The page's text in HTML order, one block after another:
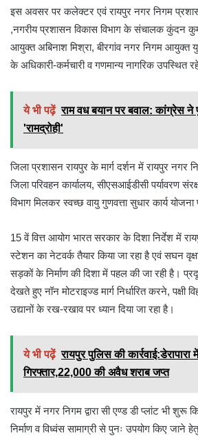
इस अवसर पर कलेक्टर एवं रायपुर नगर निगम
,नगरीय प्रशासन विकास विभाग के संचालक कुंदन
आयुक्त अबिनाश मिश्रा, बीरगांव नगर निगम आयुक्त
के अधिकारी-कर्मचारी व गणमान्य नागरिक उपस्थित
ये भी पढ़ें राम वध बयान पर बवाल: कांग्रेस ने
'रामद्रोही'
जिला प्रशासन रायपुर के मार्ग दर्शन में रायपुर नगर
जिला परिवहन कार्यालय, सीएसआईडीसी पर्यावरण
विभाग मिलकर स्वच्छ वायु गुणवत्ता सुधार कार्य
15 वें वित्त आयोग भारत सरकार के दिशा निर्देश में
स्टेशन का नेटवर्क तैयार किया जा रहा है एवं सघन
सड़कों के निर्माण की दिशा में पहल की जा रही है।
देखते हुए नॉन मोटराइज्ड मार्ग निर्धारित करने, पक्षी
उद्यानों के रख-रखाव पर ध्यान दिया जा रहा है।
ये भी पढ़ें रायपुर पुलिस की कार्रवाई:डेरापारा
गिरफ्तार,22,000 की अवैध शराब जप्त
रायपुर में नगर निगम द्वारा सी एण्ड डी प्लांट भी शुरू
निर्माण व विध्वंस सामाग्री से पुनः उपयोग किए जाने